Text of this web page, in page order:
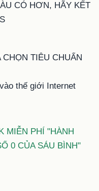
CÓ HƠN, HÃY KẾT
TIÊU CHUẨN
MIỄN PHÍ "HÀNH
0 CỦA SÁU BÌNH"